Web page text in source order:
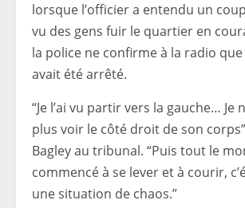
lorsque l’officier a entendu un
vu des gens fuir le quartier en
la police ne confirme à la radio
avait été arrêté.
“Je l’ai vu partir vers la gauche… Je
plus voir le côté droit de son
Bagley au tribunal. “Puis tout le
commencé à se lever et à courir,
une situation de chaos.”